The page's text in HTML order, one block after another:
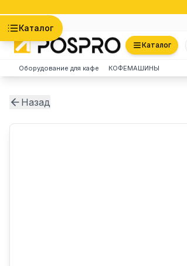
Каталог
Каталог
Оборудование для кафе КОФЕМАШИНЫ
Назад